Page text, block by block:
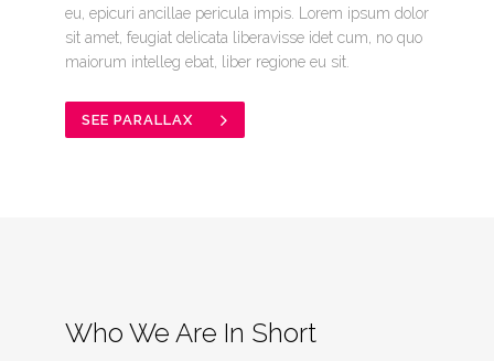
eu, epicuri ancillae pericula impis. Lorem ipsum dolor
sit amet, feugiat delicata liberavisse idet cum, no quo
maiorum intelleg ebat, liber regione eu sit.
SEE PARALLAX
Who We Are In Short